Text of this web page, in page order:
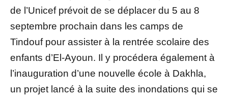
de l’Unicef prévoit de se déplacer du 5 au 8
septembre prochain dans les camps de
Tindouf pour assister à la rentrée scolaire des
enfants d’El-Ayoun. Il y procédera également à
l’inauguration d’une nouvelle école à Dakhla,
un projet lancé à la suite des inondations qui se